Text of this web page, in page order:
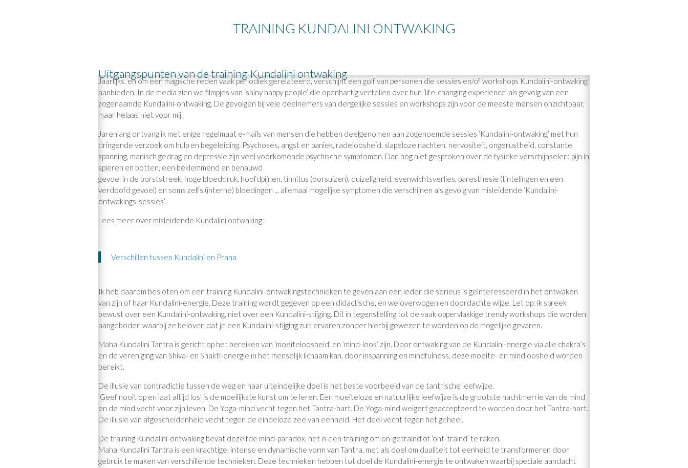
TRAINING KUNDALINI ONTWAKING
Uitgangspunten van de training Kundalini ontwaking
Jaarlijks, en om een magische reden vaak periodiek gerelateerd, verschijnt een golf van personen die sessies en/of workshops Kundalini-ontwaking
aanbieden. In de media zien we filmpjes van ‘shiny happy people’ die openhartig vertellen over hun ‘life-changing experience’ als gevolg van een
zogenaamde Kundalini-ontwaking. De gevolgen bij vele deelnemers van dergelijke sessies en workshops zijn voor de meeste mensen onzichtbaar,
maar helaas niet voor mij.
Jarenlang ontvang ik met enige regelmaat e-mails van mensen die hebben deelgenomen aan zogenoemde sessies ‘Kundalini-ontwaking’ met hun
dringende verzoek om hulp en begeleiding. Psychoses, angst en paniek, radeloosheid, slapeloze nachten, nervositeit, ongerustheid, constante
spanning, manisch gedrag en depressie zijn veel voorkomende psychische symptomen. Dan nog niet gesproken over de fysieke verschijnselen: pijn in
spieren en botten, een beklemmend en benauwd
gevoel in de borststreek, hoge bloeddruk, hoofdpijnen, tinnitus (oorsuizen), duizeligheid, evenwichtsverlies, paresthesie (tintelingen en een
verdoofd gevoel) en soms zelfs (interne) bloedingen ... allemaal mogelijke symptomen die verschijnen als gevolg van misleidende ‘Kundalini-
ontwakings-sessies’.
Lees meer over misleidende Kundalini ontwaking:
Verschillen tussen Kundalini en Prana
Ik heb daarom besloten om een training Kundalini-ontwakingstechnieken te geven aan een ieder die serieus is geïnteresseerd in het ontwaken
van zijn of haar Kundalini-energie. Deze training wordt gegeven op een didactische, en weloverwogen en doordachte wijze. Let op: ik spreek
bewust over een Kundalini-ontwaking, niet over een Kundalini-stijging. Dit in tegenstelling tot de vaak oppervlakkige trendy workshops die worden
aangeboden waarbij ze beloven dat je een Kundalini-stijging zult ervaren zonder hierbij gewezen te worden op de mogelijke gevaren.
Maha Kundalini Tantra is gericht op het bereiken van ‘moeiteloosheid’ en ‘mind-loos’ zijn. Door ontwaking van de Kundalini-energie via alle chakra’s
en de vereniging van Shiva- en Shakti-energie in het menselijk lichaam kan, door inspanning en mindfulness, deze moeite- en mindloosheid worden
bereikt.
De illusie van contradictie tussen de weg en haar uiteindelijke doel is het beste voorbeeld van de tantrische leefwijze.
‘Geef nooit op en laat altijd los’ is de moeilijkste kunst om te leren. Een moeiteloze en natuurlijke leefwijze is de grootste nachtmerrie van de mind
en de mind vecht voor zijn leven. De Yoga-mind vecht tegen het Tantra-hart. De Yoga-mind weigert geaccepteerd te worden door het Tantra-hart.
De illusie van afgescheidenheid vecht tegen de eindeloze zee van eenheid. Het deel vecht tegen het geheel.
De training Kundalini-ontwaking bevat dezelfde mind-paradox, het is een training om on-getraind of ‘ont-traind’ te raken.
Maha Kundalini Tantra is een krachtige, intense en dynamische vorm van Tantra, met als doel om dualiteit tot eenheid te transformeren door
gebruik te maken van verschillende technieken. Deze technieken hebben tot doel de Kundalini-energie te ontwaken waarbij speciale aandacht